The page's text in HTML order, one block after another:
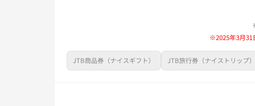
※2025年3月31
JTB商品券（ナイスギフト） JTB旅行券（ナイストリップ）